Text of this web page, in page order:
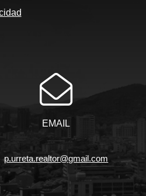
EMAIL
p.urreta.realtor@gmail.com